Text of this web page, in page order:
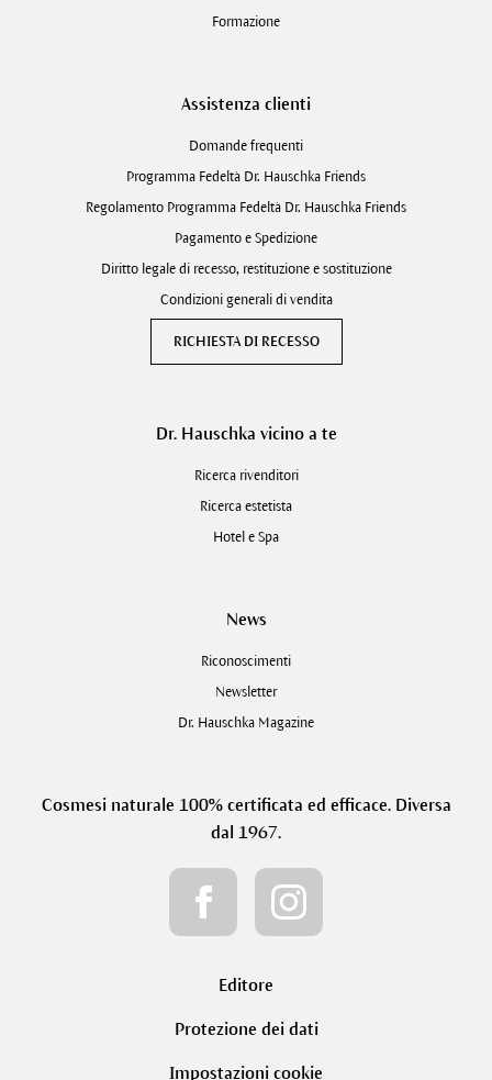
Formazione
Assistenza clienti
Domande frequenti
Programma Fedeltà Dr. Hauschka Friends
Regolamento Programma Fedeltà Dr. Hauschka Friends
Pagamento e Spedizione
Diritto legale di recesso, restituzione e sostituzione
Condizioni generali di vendita
RICHIESTA DI RECESSO
Dr. Hauschka vicino a te
Ricerca rivenditori
Ricerca estetista
Hotel e Spa
News
Riconoscimenti
Newsletter
Dr. Hauschka Magazine
Cosmesi naturale 100% certificata ed efficace. Diversa
dal 1967.
Editore
Protezione dei dati
Impostazioni cookie